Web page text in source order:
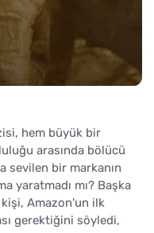
hem büyük bir
arasında bölücü
sevilen bir markanın
yaratmadı mı? Başka
Amazon'un ilk
gerektiğini söyledi,